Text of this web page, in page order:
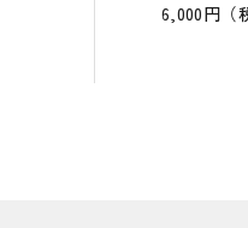
6,000円（